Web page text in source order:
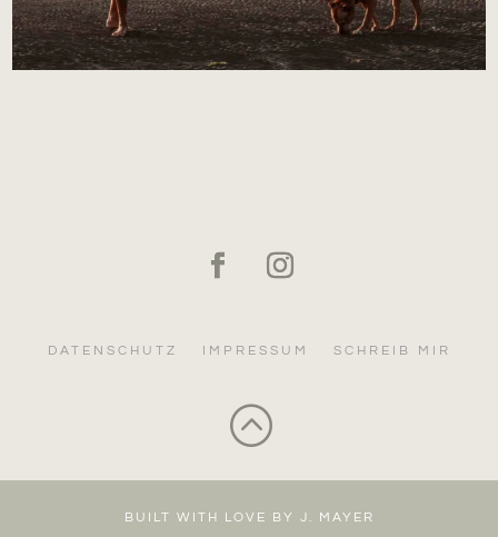
DATENSCHUTZ IMPRESSUM SCHREIB MIR
:
BUILT WITH LOVE BY J. MAYER